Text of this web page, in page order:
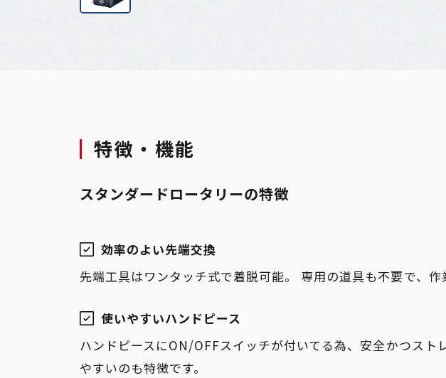
特徴・機能
スタンダードロータリーの特徴
効率のよい先端交換
先端工具はワンタッチ式で着脱可能。 専用の道具も不要で、作
使いやすいハンドピース
ハンドピースにON/OFFスイッチが付いてる為、安全かつス
やすいのも特徴です。